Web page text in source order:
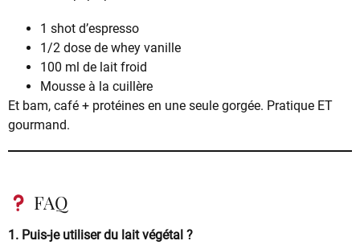
1 shot d’espresso
1/2 dose de whey vanille
100 ml de lait froid
Mousse à la cuillère
Et bam, café + protéines en une seule gorgée. Pratique ET
gourmand.
FAQ
1. Puis-je utiliser du lait végétal ?